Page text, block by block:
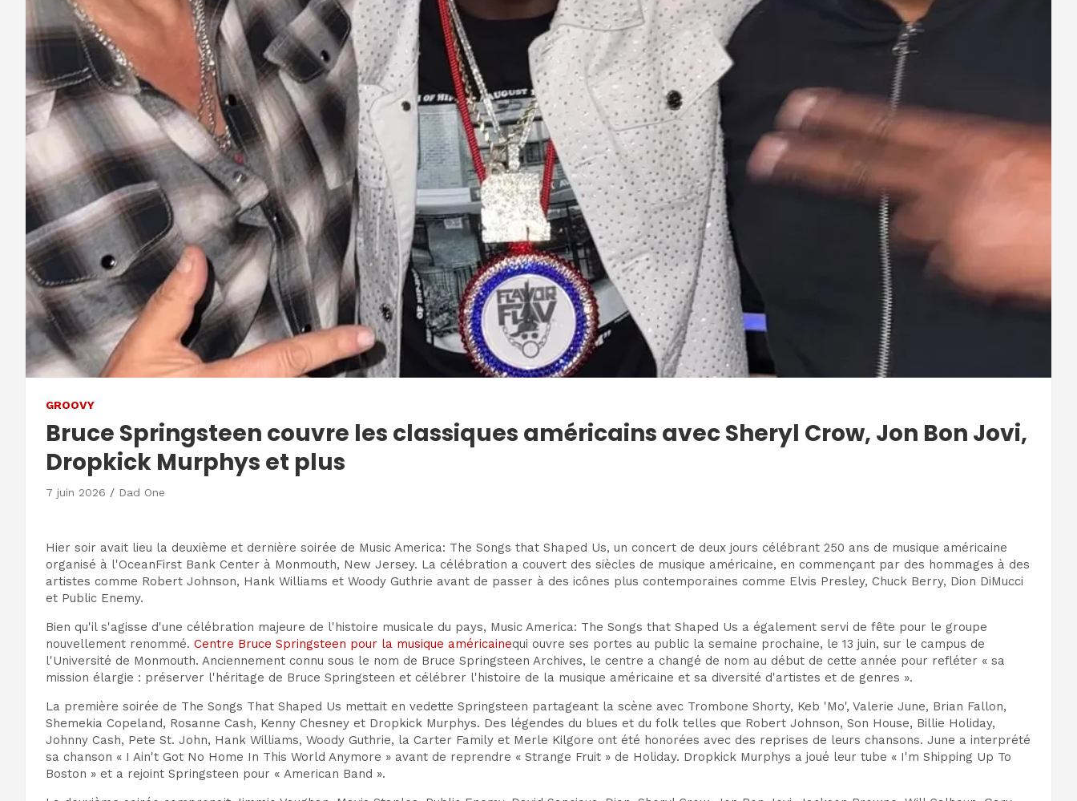
GROOVY
Bruce Springsteen couvre les classiques américains avec Sheryl Crow, Jon Bon Jovi,
Dropkick Murphys et plus
7 juin 2026 Dad One
Hier soir avait lieu la deuxième et dernière soirée de Music America: The Songs that Shaped Us, un concert de deux jours célébrant 250 ans de musique américaine
organisé à l'OceanFirst Bank Center à Monmouth, New Jersey. La célébration a couvert des siècles de musique américaine, en commençant par des hommages à des
artistes comme Robert Johnson, Hank Williams et Woody Guthrie avant de passer à des icônes plus contemporaines comme Elvis Presley, Chuck Berry, Dion DiMucci
et Public Enemy.
Bien qu'il s'agisse d'une célébration majeure de l'histoire musicale du pays, Music America: The Songs that Shaped Us a également servi de fête pour le groupe
nouvellement renommé. Centre Bruce Springsteen pour la musique américainequi ouvre ses portes au public la semaine prochaine, le 13 juin, sur le campus de
l'Université de Monmouth. Anciennement connu sous le nom de Bruce Springsteen Archives, le centre a changé de nom au début de cette année pour refléter « sa
mission élargie : préserver l'héritage de Bruce Springsteen et célébrer l'histoire de la musique américaine et sa diversité d'artistes et de genres ».
La première soirée de The Songs That Shaped Us mettait en vedette Springsteen partageant la scène avec Trombone Shorty, Keb 'Mo', Valerie June, Brian Fallon,
Shemekia Copeland, Rosanne Cash, Kenny Chesney et Dropkick Murphys. Des légendes du blues et du folk telles que Robert Johnson, Son House, Billie Holiday,
Johnny Cash, Pete St. John, Hank Williams, Woody Guthrie, la Carter Family et Merle Kilgore ont été honorées avec des reprises de leurs chansons. June a interprété
sa chanson « I Ain't Got No Home In This World Anymore » avant de reprendre « Strange Fruit » de Holiday. Dropkick Murphys a joué leur tube « I'm Shipping Up To
Boston » et a rejoint Springsteen pour « American Band ».